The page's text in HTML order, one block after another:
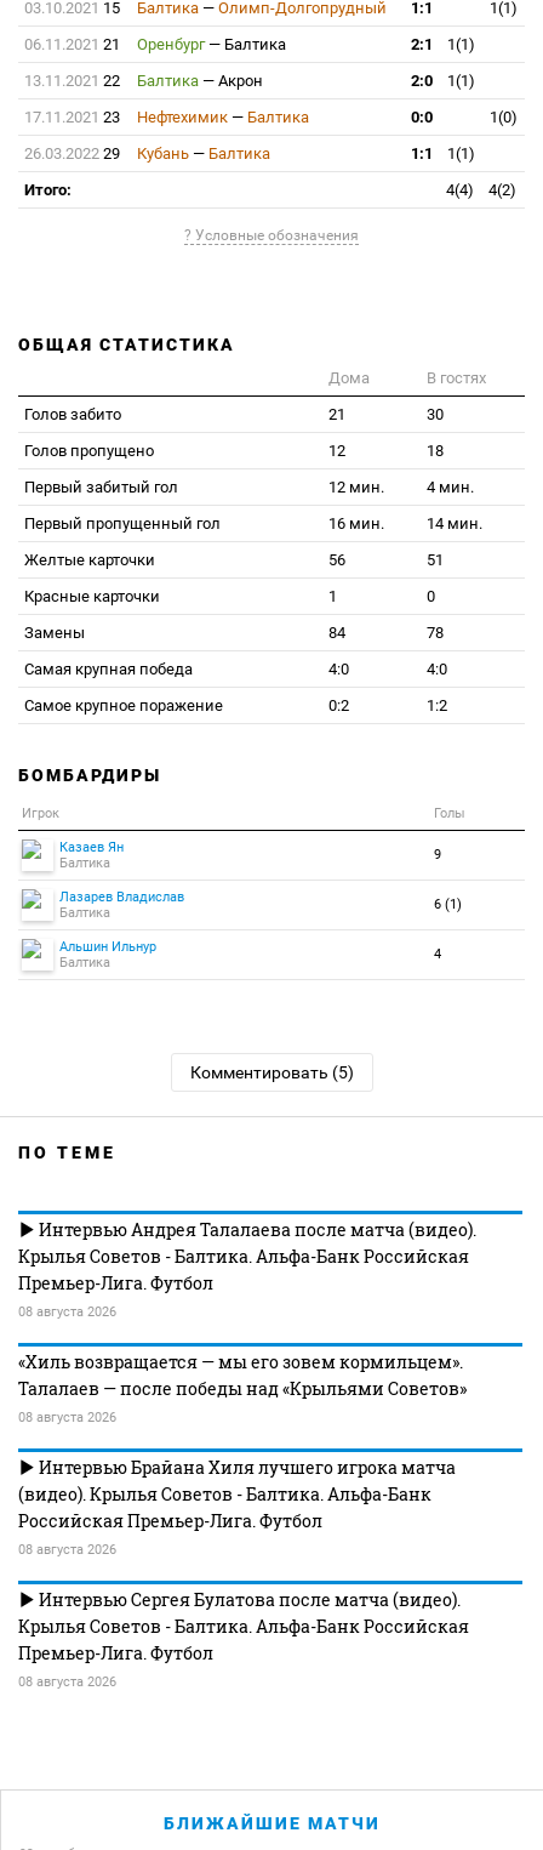
03.10.2021 15 Балтика — Олимп-Долгопрудный 1:1
1(1)
06.11.2021 21 Оренбург — Балтика 2:1
1(1)
13.11.2021 22 Балтика — Акрон 2:0
1(1)
17.11.2021 23 Нефтехимик — Балтика 0:0
1(0)
26.03.2022 29 Кубань — Балтика 1:1
1(1)
Итого:
4(4) 4(2)
? Условные обозначения
ОБЩАЯ СТАТИСТИКА
Дома
В гостях
Голов забито
21
30
Голов пропущено
12
18
Первый забитый гол
12 мин.
4 мин.
Первый пропущенный гол
16 мин.
14 мин.
Желтые карточки
56
51
Красные карточки
1
0
Замены
84
78
Самая крупная победа
4:0
4:0
Самое крупное поражение
0:2 1:2
БОМБАРДИРЫ
Игрок Голы
Казаев Ян
Балтика
9
Лазарев Владислав
Балтика
6 (1)
Альшин Ильнур
Балтика
4
Комментировать (5)
ПО ТЕМЕ
Интервью Андрея Талалаева после матча (видео).
Крылья Советов - Балтика. Альфа-Банк Российская
Премьер-Лига. Футбол
08 августа 2026
«Хиль возвращается — мы его зовем кормильцем».
Талалаев — после победы над «Крыльями Советов»
08 августа 2026
Интервью Брайана Хиля лучшего игрока матча
(видео). Крылья Советов - Балтика. Альфа-Банк
Российская Премьер-Лига. Футбол
08 августа 2026
Интервью Сергея Булатова после матча (видео).
Крылья Советов - Балтика. Альфа-Банк Российская
Премьер-Лига. Футбол
08 августа 2026
БЛИЖАЙШИЕ МАТЧИ